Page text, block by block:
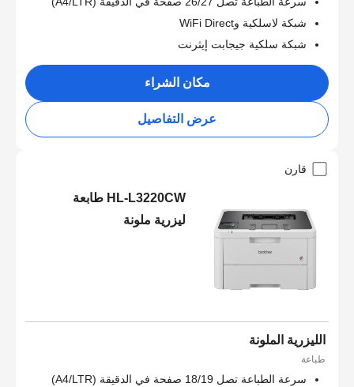
شبكة لاسلكية وWiFi Direct
شبكة سلكية جيجابت إيثرنت
مكان الشراء
عرض التفاصيل
قارن
HL-L3220CW طابعة
ليزرية ملونة
الليزرية الملونة
طباعة
سرعة الطباعة تصل 18/19 صفحة في الدقيقة (A4/LTR)